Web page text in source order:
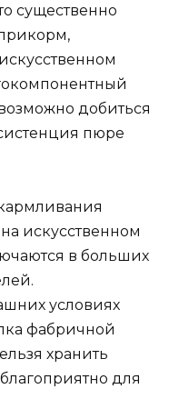
существенно
добиться
пюре
искусственном
в больших
условиях
фабричной
хранить
для